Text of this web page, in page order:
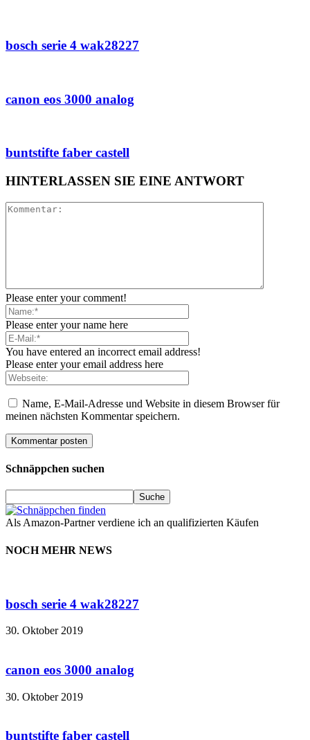
bosch serie 4 wak28227
canon eos 3000 analog
buntstifte faber castell
HINTERLASSEN SIE EINE ANTWORT
Please enter your comment!
Please enter your name here
You have entered an incorrect email address!
Please enter your email address here
Name, E-Mail-Adresse und Website in diesem Browser für
meinen nächsten Kommentar speichern.
Schnäppchen suchen
Als Amazon-Partner verdiene ich an qualifizierten Käufen
NOCH MEHR NEWS
bosch serie 4 wak28227
30. Oktober 2019
canon eos 3000 analog
30. Oktober 2019
buntstifte faber castell